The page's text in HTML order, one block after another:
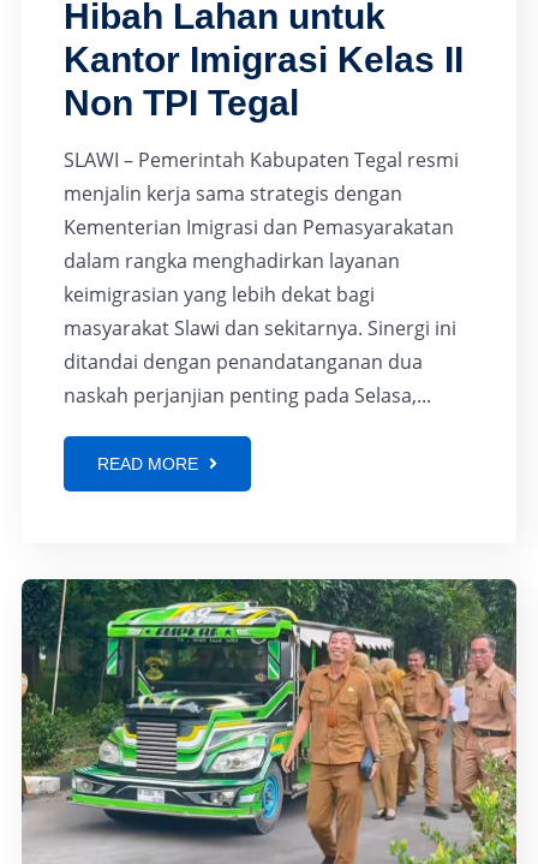
Hibah Lahan untuk
Kantor Imigrasi Kelas II
Non TPI Tegal
SLAWI – Pemerintah Kabupaten Tegal resmi
menjalin kerja sama strategis dengan
Kementerian Imigrasi dan Pemasyarakatan
dalam rangka menghadirkan layanan
keimigrasian yang lebih dekat bagi
masyarakat Slawi dan sekitarnya. Sinergi ini
ditandai dengan penandatanganan dua
naskah perjanjian penting pada Selasa,...
READ MORE